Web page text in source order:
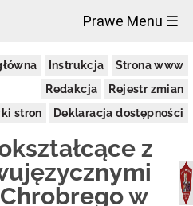
Prawe Menu ☰
Instrukcja
Strona www
Redakcja
Rejestr zmian
stron
Deklaracja dostępności
z
w
×